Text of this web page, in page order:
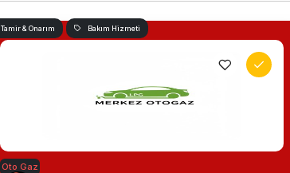
Tamir & Onarım Bakım Hizmeti
Oto Gaz